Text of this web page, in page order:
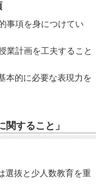
事項を身につけてい
業計画を工夫すること
本的に必要な表現力を
すること」
選抜と少人数教育を重